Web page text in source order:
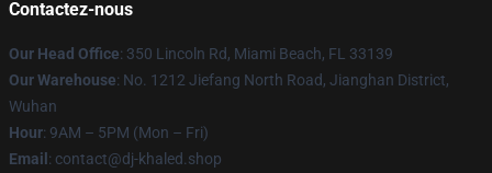
Contactez-nous
Our Head Office: 350 Lincoln Rd, Miami Beach, FL 33139
Our Warehouse: No. 1212 Jiefang North Road, Jianghan District,
Wuhan
Hour: 9AM – 5PM (Mon – Fri)
Email : contact@dj-khaled.shop